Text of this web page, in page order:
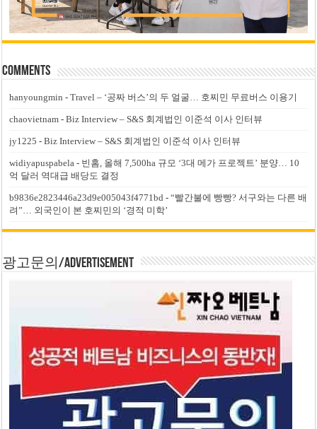
Comments
hanyoungmin -Travel – ‘공짜 버스’의 두 얼굴… 호찌민 무료버스 이용기
chaovietnam -Biz Interview – S&S 회계법인 이준석 이사 인터뷰
jy1225 -Biz Interview – S&S 회계법인 이준석 이사 인터뷰
widiyapuspabela - 빈홈, 올해 7,500ha 규모 ‘3대 메가 프로젝트’ 분양… 10
억 달러 역대급 배당도 결정
b9836e2823446a23d9e005043f4771bd -“빨간불에 빵빵? 서구와는 다른 배
려”… 외국인이 본 호찌민의 ‘경적 미학’
광고문의/Advertisement